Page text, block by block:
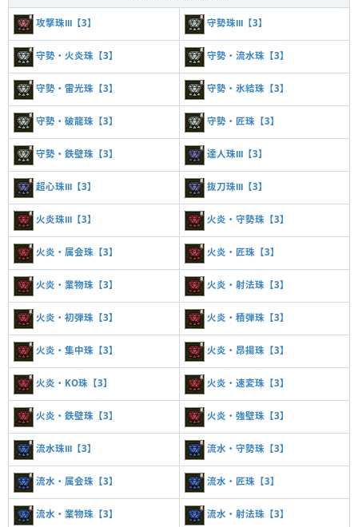
攻撃珠Ⅲ【3】 守勢珠Ⅲ【3】
守勢・火炎珠【3】 守勢・流水珠【3】
守勢・雷光珠【3】 守勢・氷結珠【3】
守勢・破龍珠【3】 守勢・匠珠【3】
守勢・鉄壁珠【3】 達人珠Ⅲ【3】
超心珠Ⅲ【3】 抜刀珠Ⅲ【3】
火炎珠Ⅲ【3】 火炎・守勢珠【3】
火炎・属会珠【3】 火炎・匠珠【3】
火炎・業物珠【3】 火炎・射法珠【3】
火炎・初弾珠【3】 火炎・積弾珠【3】
火炎・集中珠【3】 火炎・昂揚珠【3】
火炎・KO珠【3】 火炎・速変珠【3】
火炎・鉄壁珠【3】 火炎・強壁珠【3】
流水珠Ⅲ【3】 流水・守勢珠【3】
流水・属会珠【3】 流水・匠珠【3】
流水・業物珠【3】 流水・射法珠【3】